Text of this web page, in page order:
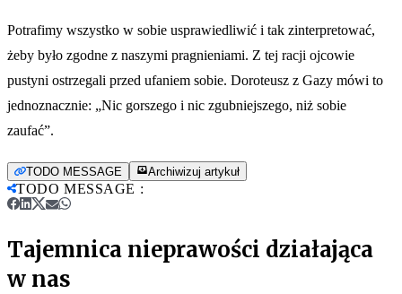
Potrafimy wszystko w sobie usprawiedliwić i tak zinterpretować,
żeby było zgodne z naszymi pragnieniami. Z tej racji ojcowie
pustyni ostrzegali przed ufaniem sobie. Doroteusz z Gazy mówi to
jednoznacznie: „Nic gorszego i nic zgubniejszego, niż sobie
zaufać”.
TODO MESSAGE Archiwizuj artykuł
TODO MESSAGE :
Tajemnica nieprawości działająca
w nas